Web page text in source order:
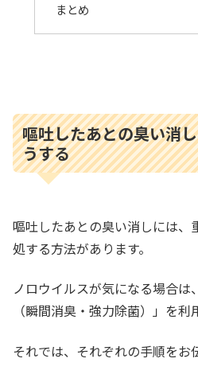
まとめ
嘔吐したあとの臭い消
うする
嘔吐したあとの臭い消しには、
処する方法があります。
ノロウイルスが気になる場合は
（瞬間消臭・強力除菌）」を利
それでは、それぞれの手順をお